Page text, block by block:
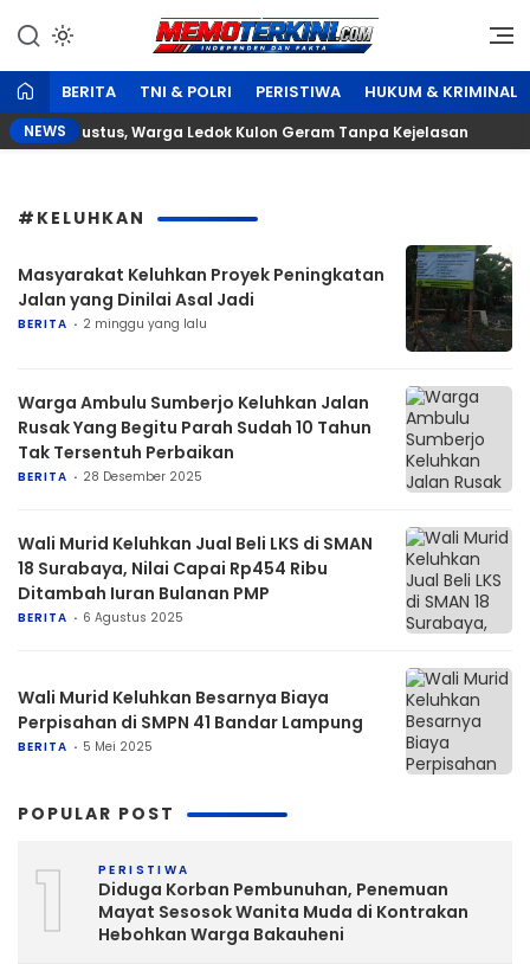
konten
Memoterkini.com
Independen dan Fakta
BERITA TNI & POLRI PERISTIWA HUKUM & KRIMINAL
NEWS
17 Agustus, Warga Ledok Kulon Geram Tanpa Kejelasan
#KELUHKAN
Masyarakat Keluhkan Proyek Peningkatan
Jalan yang Dinilai Asal Jadi
BERITA 2 minggu yang lalu
Warga Ambulu Sumberjo Keluhkan Jalan
Rusak Yang Begitu Parah Sudah 10 Tahun
Tak Tersentuh Perbaikan
BERITA 28 Desember 2025
Wali Murid Keluhkan Jual Beli LKS di SMAN
18 Surabaya, Nilai Capai Rp454 Ribu
Ditambah Iuran Bulanan PMP
BERITA 6 Agustus 2025
Wali Murid Keluhkan Besarnya Biaya
Perpisahan di SMPN 41 Bandar Lampung
BERITA 5 Mei 2025
POPULAR POST
1 PERISTIWA
Diduga Korban Pembunuhan, Penemuan
Mayat Sesosok Wanita Muda di Kontrakan
Hebohkan Warga Bakauheni